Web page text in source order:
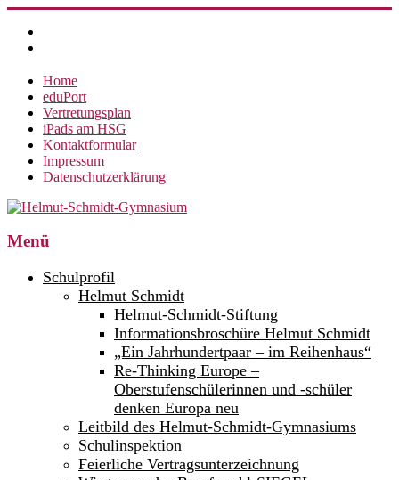
Inhalt
springen
Home
eduPort
Vertretungsplan
iPads am HSG
Kontaktformular
Impressum
Datenschutzerklärung
Helmut-
Gymnasium
Menü
Schulprofil
Helmut Schmidt
Helmut-Schmidt-Stiftung
Informationsbroschüre Helmut Schmidt
„Ein Jahrhundertpaar – im Reihenhaus“
Re-Thinking Europe –
Oberstufenschülerinnen und -schüler
denken Europa neu
Leitbild des Helmut-Schmidt-Gymnasiums
Schulinspektion
Feierliche Vertragsunterzeichnung